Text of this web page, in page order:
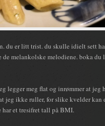
du er litt trist. du skulle idielt sett
melankolske melodiene. boka du
legger meg flat og inrømmer at jeg
jeg ikke ruller, for slike kvelder kan
et tresifret tall på BMI.